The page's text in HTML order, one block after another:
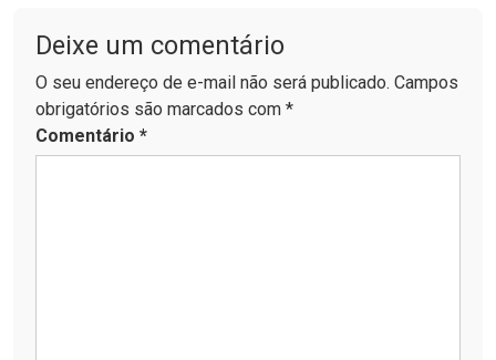
Deixe um comentário
O seu endereço de e-mail não será publicado. Campos
obrigatórios são marcados com *
Comentário *